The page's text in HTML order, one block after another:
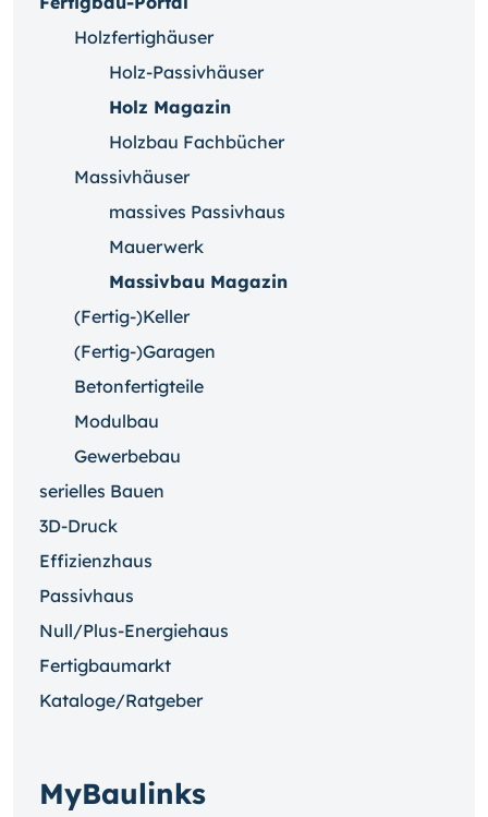
Holzfertighäuser
Holz-Passivhäuser
Holz Magazin
Holzbau Fachbücher
Massivhäuser
massives Passivhaus
Mauerwerk
Massivbau Magazin
(Fertig-)Keller
(Fertig-)Garagen
Betonfertigteile
Modulbau
Gewerbebau
serielles Bauen
3D-Druck
Effizienzhaus
Passivhaus
Null/Plus-Energiehaus
Fertigbaumarkt
Kataloge/Ratgeber
MyBaulinks